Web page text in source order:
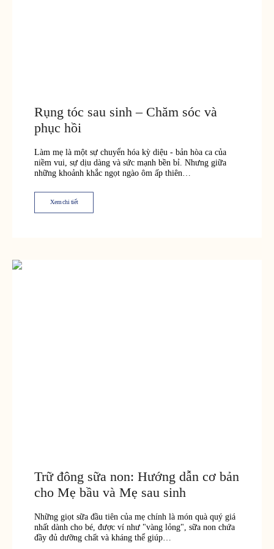
Rụng tóc sau sinh – Chăm sóc và
phục hồi
Làm mẹ là một sự chuyển hóa kỳ diệu - bản hòa ca của
niềm vui, sự dịu dàng và sức mạnh bền bỉ. Nhưng giữa
những khoảnh khắc ngọt ngào ôm ấp thiên…
Xem chi tiết
Trữ đông sữa non: Hướng dẫn cơ bản
cho Mẹ bầu và Mẹ sau sinh
Những giọt sữa đầu tiên của mẹ chính là món quà quý giá
nhất dành cho bé, được ví như "vàng lỏng", sữa non chứa
đầy đủ dưỡng chất và kháng thể giúp…